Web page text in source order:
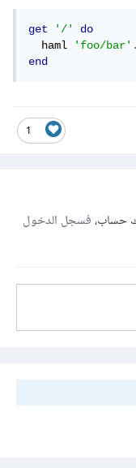
get '/'
do
  haml
'foo/bar'
end
1
حساب،فسجل الدخول